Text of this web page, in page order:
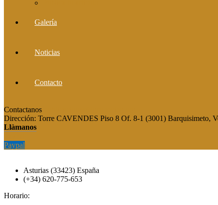
Galería
Noticias
Contacto
Contactanos
Dirección: Torre CAVENDES Piso 8 Of. 8-1 (3001) Barquisimeto,
Llàmanos
Paypal
Asturias (33423) España
(+34) 620-775-653
Horario: